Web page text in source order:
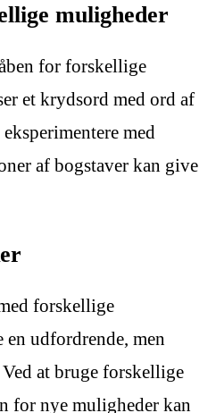
muligheder
for forskellige
et krydsord med ord af
med
af bogstaver kan give
forskellige
udfordrende, men
at bruge forskellige
for nye muligheder kan